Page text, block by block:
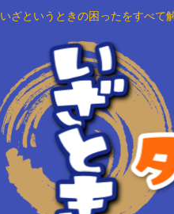
いざというときの困ったをすべて